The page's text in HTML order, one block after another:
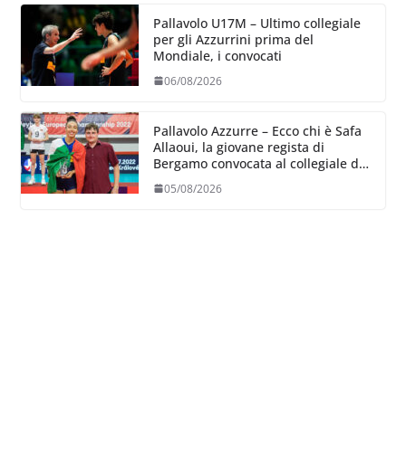
Pallavolo U17M – Ultimo collegiale
per gli Azzurrini prima del
Mondiale, i convocati
06/08/2026
Pallavolo Azzurre – Ecco chi è Safa
Allaoui, la giovane regista di
Bergamo convocata al collegiale di
05/08/2026